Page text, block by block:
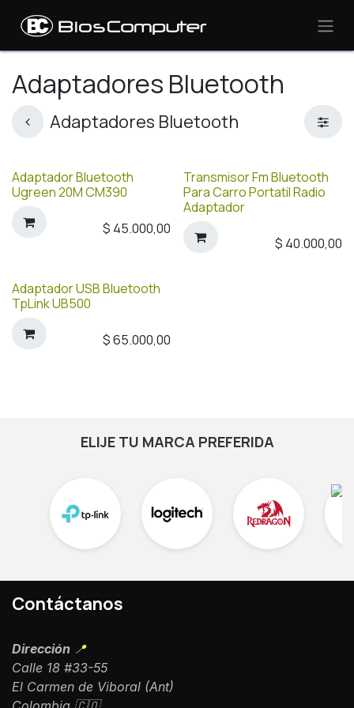
Adaptadores Bluetooth
Adaptadores Bluetooth
Adaptador Bluetooth
Ugreen 20M CM390
$ 45.000,00
Transmisor Fm Bluetooth
Para Carro Portatil Radio
Adaptador
$ 40.000,00
Adaptador USB Bluetooth
TpLink UB500
$65.000,00
ELIJE TU MARCA PREFERIDA
Contáctanos
Dirección 📍
Calle 18 #33-55
El Carmen de Viboral (Ant)